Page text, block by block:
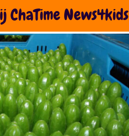
ChaTime News4kids